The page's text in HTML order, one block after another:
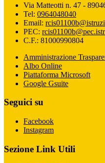
Via Matteotti n. 47 -
Tel: 0964048040
Email:
PEC:
C.F.: 81000990804
Amministrazione
Albo Online
Piattaforma Microsoft
Google Gsuite
Seguici su
Facebook
Instagram
Sezione Link Utili